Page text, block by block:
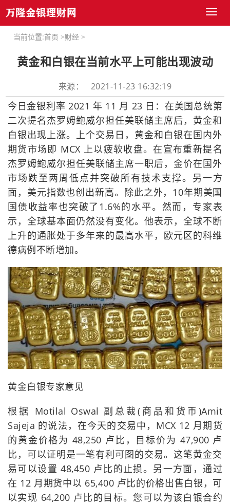
Toggle
当前位置:首页 >财经 >
黄金和白银在当前水平上可能出现波动
来源： 2021-11-23 16:32:19
今日金银利率 2021 年 11 月 23 日：在美国总统第
二次提名杰罗姆鲍威尔担任美联储主席后，黄金和
白银出现上涨。上个交易日，黄金和白银在国内外
期货市场即 MCX 上以疲软收盘。在宣布重新提名
杰罗姆鲍威尔担任美联储主席一职后，金价在国外
市场跌至两周低点并突破所有技术支撑。另一方
面，美元指数也创出新高。除此之外，10年期美国
国债收益率也突破了1.6%的水平。然而，专家表
示，全球基本面仍然没有变化。他表示，全球不断
上升的通胀处于多年来的最高水平，欧元区的科维
德病例不断增加。
黄金白银专家意见
根据 Motilal Oswal 副总裁(商品和货币)Amit
Sajeja 的说法，在今天的交易中，MCX 12 月期货
的黄金价格为 48,250 卢比，目标价为 47,900 卢
比，可以证明是一笔有利可图的交易。这笔黄金交
易可以设置 48,450 卢比的止损。另一方面，通过
在 12 月期货中以 65,400 卢比的价格出售白银，可
以实现 64,200 卢比的目标。您可以为该白银合约